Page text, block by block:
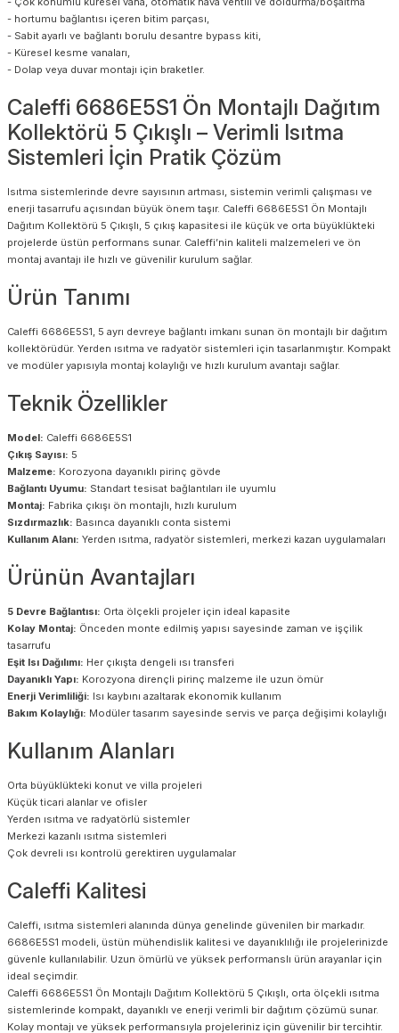
- hortumu bağlantısı içeren bitim parçası,
- Sabit ayarlı ve bağlantı borulu desantre bypass kiti,
- Küresel kesme vanaları,
- Dolap veya duvar montajı için braketler.
Caleffi 6686E5S1 Ön Montajlı Dağıtım
Kollektörü 5 Çıkışlı – Verimli Isıtma
Sistemleri İçin Pratik Çözüm
Isıtma sistemlerinde devre sayısının artması, sistemin verimli çalışması ve
enerji tasarrufu açısından büyük önem taşır. Caleffi 6686E5S1 Ön Montajlı
Dağıtım Kollektörü 5 Çıkışlı, 5 çıkış kapasitesi ile küçük ve orta büyüklükteki
projelerde üstün performans sunar. Caleffi’nin kaliteli malzemeleri ve ön
montaj avantajı ile hızlı ve güvenilir kurulum sağlar.
Ürün Tanımı
Caleffi 6686E5S1, 5 ayrı devreye bağlantı imkanı sunan ön montajlı bir dağıtım
kollektörüdür. Yerden ısıtma ve radyatör sistemleri için tasarlanmıştır. Kompakt
ve modüler yapısıyla montaj kolaylığı ve hızlı kurulum avantajı sağlar.
Teknik Özellikler
Model: Caleffi 6686E5S1
Çıkış Sayısı: 5
Malzeme: Korozyona dayanıklı pirinç gövde
Bağlantı Uyumu: Standart tesisat bağlantıları ile uyumlu
Montaj: Fabrika çıkışı ön montajlı, hızlı kurulum
Sızdırmazlık: Basınca dayanıklı conta sistemi
Kullanım Alanı: Yerden ısıtma, radyatör sistemleri, merkezi kazan uygulamaları
Ürünün Avantajları
5 Devre Bağlantısı: Orta ölçekli projeler için ideal kapasite
Kolay Montaj: Önceden monte edilmiş yapısı sayesinde zaman ve işçilik
tasarrufu
Eşit Isı Dağılımı: Her çıkışta dengeli ısı transferi
Dayanıklı Yapı: Korozyona dirençli pirinç malzeme ile uzun ömür
Enerji Verimliliği: Isı kaybını azaltarak ekonomik kullanım
Bakım Kolaylığı: Modüler tasarım sayesinde servis ve parça değişimi kolaylığı
Kullanım Alanları
Orta büyüklükteki konut ve villa projeleri
Küçük ticari alanlar ve ofisler
Yerden ısıtma ve radyatörlü sistemler
Merkezi kazanlı ısıtma sistemleri
Çok devreli ısı kontrolü gerektiren uygulamalar
Caleffi Kalitesi
Caleffi, ısıtma sistemleri alanında dünya genelinde güvenilen bir markadır.
6686E5S1 modeli, üstün mühendislik kalitesi ve dayanıklılığı ile projelerinizde
güvenle kullanılabilir. Uzun ömürlü ve yüksek performanslı ürün arayanlar için
ideal seçimdir.
Caleffi 6686E5S1 Ön Montajlı Dağıtım Kollektörü 5 Çıkışlı, orta ölçekli ısıtma
sistemlerinde kompakt, dayanıklı ve enerji verimli bir dağıtım çözümü sunar.
Kolay montajı ve yüksek performansıyla projeleriniz için güvenilir bir tercihtir.